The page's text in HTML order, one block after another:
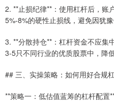
2. **止损纪律**：使用杠杆后，账
5%-8%的硬性止损线，避免因犹豫
3. **分散持仓**：杠杆资金不应集
3-5只不同行业的优质股票中，降
## 三、实操策略：如何用好合规
**策略一：低估值蓝筹的杠杆配置